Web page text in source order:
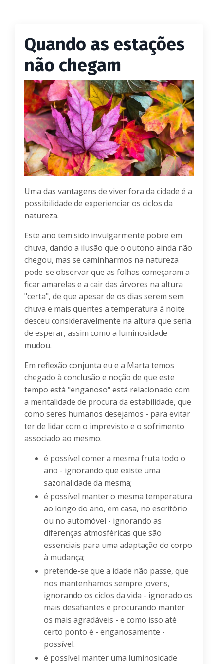
Quando as estações
não chegam
Uma das vantagens de viver fora da cidade é a
possibilidade de experienciar os ciclos da
natureza.
Este ano tem sido invulgarmente pobre em
chuva, dando a ilusão que o outono ainda não
chegou, mas se caminharmos na natureza
pode-se observar que as folhas começaram a
ficar amarelas e a cair das árvores na altura
"certa", de que apesar de os dias serem sem
chuva e mais quentes a temperatura à noite
desceu consideravelmente na altura que seria
de esperar, assim como a luminosidade
mudou.
Em reflexão conjunta eu e a Marta temos
chegado à conclusão e noção de que este
tempo está "enganoso" está relacionado com
a mentalidade de procura da estabilidade, que
como seres humanos desejamos - para evitar
ter de lidar com o imprevisto e o sofrimento
associado ao mesmo.
é possível comer a mesma fruta todo o
ano - ignorando que existe uma
sazonalidade da mesma;
é possível manter o mesma temperatura
ao longo do ano, em casa, no escritório
ou no automóvel - ignorando as
diferenças atmosféricas que são
essenciais para uma adaptação do corpo
à mudança;
pretende-se que a idade não passe, que
nos mantenhamos sempre jovens,
ignorando os ciclos da vida - ignorado os
mais desafiantes e procurando manter
os mais agradáveis - e como isso até
certo ponto é - enganosamente -
possível.
é possível manter uma luminosidade